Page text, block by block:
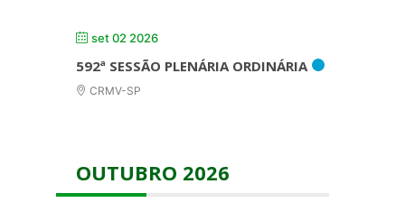
set 02 2026
592ª SESSÃO PLENÁRIA ORDINÁRIA
CRMV-SP
OUTUBRO 2026